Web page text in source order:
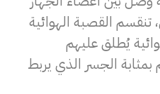
تنقسم القصبة الهوائية
يُطلق عليهم
بمثابة الجسر الذي يربط